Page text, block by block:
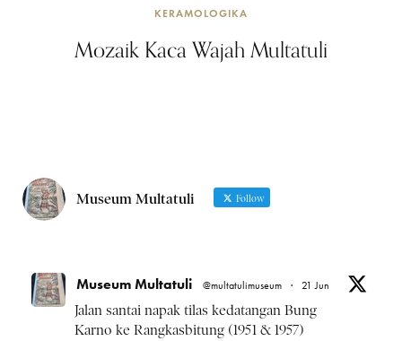
KERAMOLOGIKA
Mozaik Kaca Wajah Multatuli
Museum Multatuli Follow
Museum Multatuli @multatulimuseum · 21 Jun
Jalan santai napak tilas kedatangan Bung
Karno ke Rangkasbitung (1951 & 1957)